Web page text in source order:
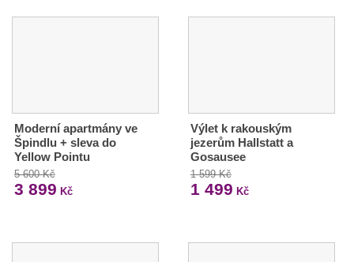
Moderní apartmány ve
Špindlu + sleva do
Yellow Pointu
5 600 Kč
3 899 Kč
Výlet k rakouským
jezerům Hallstatt a
Gosausee
1 599 Kč
1 499 Kč